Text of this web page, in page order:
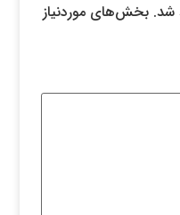
بخش‌های موردنیاز